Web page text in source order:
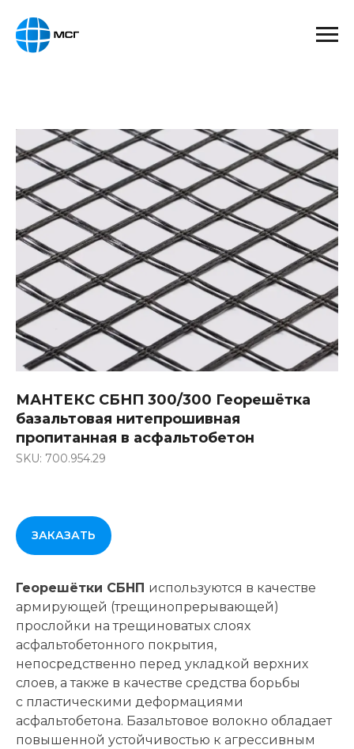
МАНТЕКС СБНП 300/300 Георешётка
базальтовая нитепрошивная
пропитанная в асфальтобетон
SKU: 700.954.29
ЗАКАЗАТЬ
Георешётки СБНП используются в качестве
армирующей (трещинопрерывающей)
прослойки на трещиноватых слоях
асфальтобетонного покрытия,
непосредственно перед укладкой верхних
слоев, а также в качестве средства борьбы
с пластическими деформациями
асфальтобетона. Базальтовое волокно обладает
повышенной устойчивостью к агрессивным